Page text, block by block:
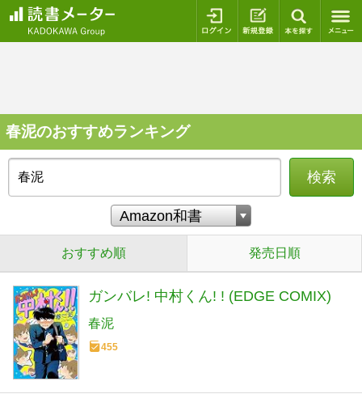
ログイン 新規登録
春泥のおすすめランキング
検索
おすすめ順 発売日順
ガンバレ! 中村くん! ! (EDGE COMIX)
春泥
455